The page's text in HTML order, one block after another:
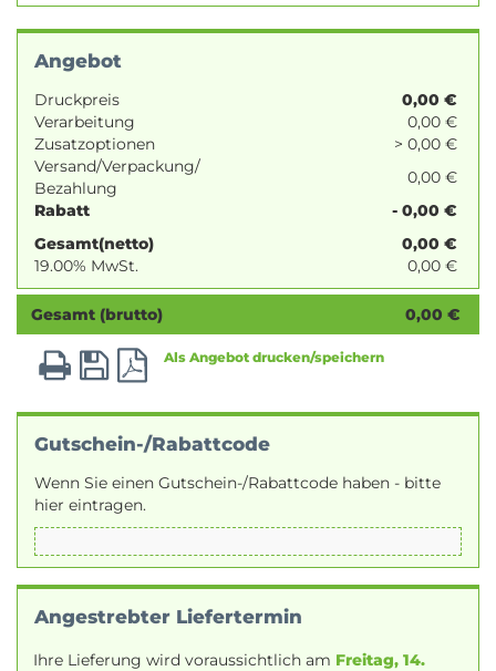
Angebot
Druckpreis 0,00 €
Verarbeitung
0,00 €
Zusatzoptionen
> 0,00 €
Versand/Verpackung/
Bezahlung
0,00 €
Rabatt
- 0,00 €
Gesamt(netto)
0,00 €
19.00% MwSt.
0,00 €
Gesamt (brutto) 0,00 €
Als Angebot drucken/speichern
Gutschein-/Rabattcode
Wenn Sie einen Gutschein-/Rabattcode haben - bitte
hier eintragen.
Angestrebter Liefertermin
Ihre Lieferung wird voraussichtlich am Freitag, 14.